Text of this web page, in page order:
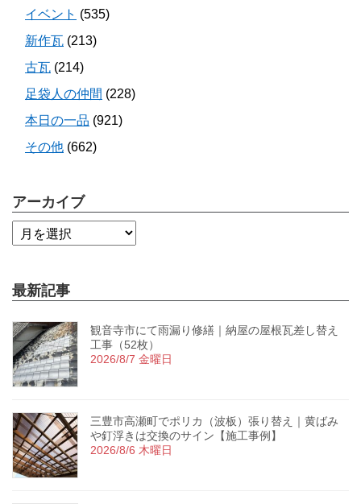
イベント (535)
新作瓦 (213)
古瓦 (214)
足袋人の仲間 (228)
本日の一品 (921)
その他 (662)
アーカイブ
最新記事
観音寺市にて雨漏り修繕｜納屋の屋根瓦差し替え
工事（52枚）
2026/8/7 金曜日
三豊市高瀬町でポリカ（波板）張り替え｜黄ばみ
や釘浮きは交換のサイン【施工事例】
2026/8/6 木曜日